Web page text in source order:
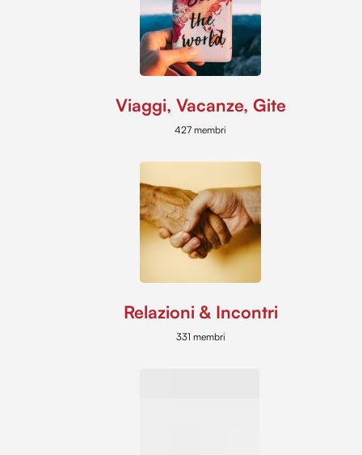
Viaggi, Vacanze, Gite
427 membri
Relazioni & Incontri
331 membri